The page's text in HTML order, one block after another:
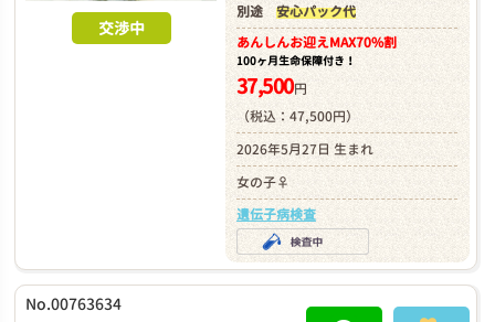
交渉中
別途 安心パック代
あんしんお迎えMAX70%割
100ヶ月生命保障付き！
37,500円
（税込：47,500円）
2026年5月27日 生まれ
女の子♀
遺伝子病検査
No.00763634